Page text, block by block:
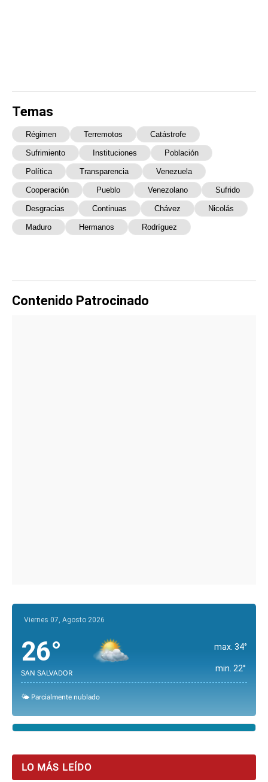
Temas
Régimen Terremotos Catástrofe
Sufrimiento Instituciones Población
Política Transparencia Venezuela
Cooperación Pueblo Venezolano Sufrido
Desgracias Continuas Chávez Nicolás
Maduro Hermanos Rodríguez
Contenido Patrocinado
Viernes 07, Agosto 2026
26°
SAN SALVADOR
max. 34°
min. 22°
🌤️ Parcialmente nublado
LO MÁS LEÍDO